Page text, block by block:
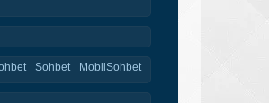
Sohbet MobilSohbet